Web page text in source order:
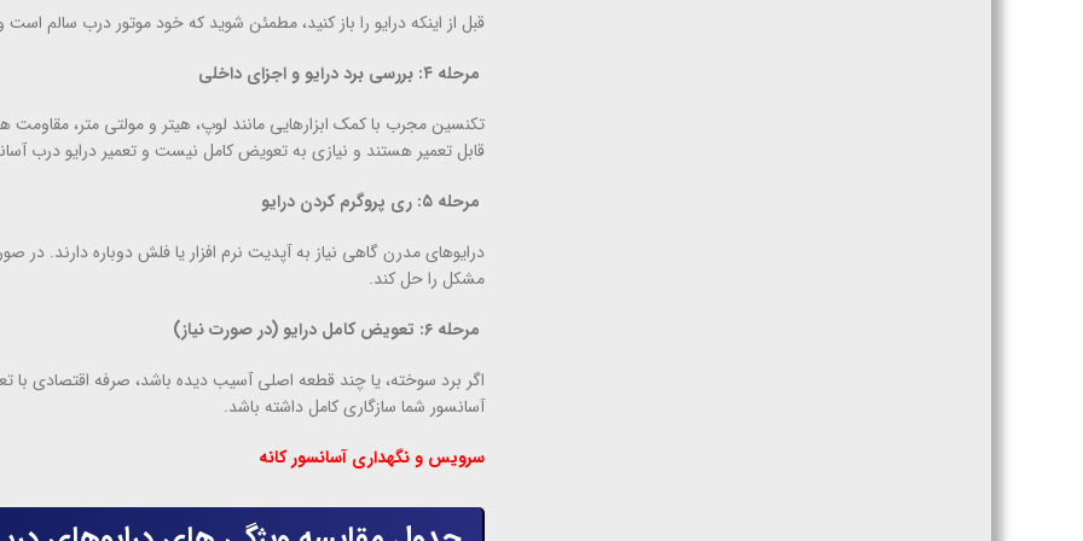
قبل از اینکه درایو را باز کنید، مطمئن شوید که خود موتور درب سالم است
مرحله ۴: بررسی برد درایو و اجزای داخلی
تکنسین مجرب با کمک ابزارهایی مانند لوپ، هیتر و مولتی متر،
قابل تعمیر هستند و نیازی به تعویض کامل نیست و تعمیر درایو درب
مرحله ۵: ری پروگرم کردن درایو
مشکل را حل کند.
مرحله ۶: تعویض کامل درایو (در صورت نیاز)
اگر برد سوخته، یا چند قطعه اصلی آسیب دیده باشد، صرفه اقتصادی
آسانسور شما سازگاری کامل داشته باشد.
سرویس و نگهداری آسانسور کانه